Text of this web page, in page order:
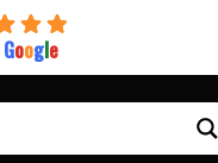
Google